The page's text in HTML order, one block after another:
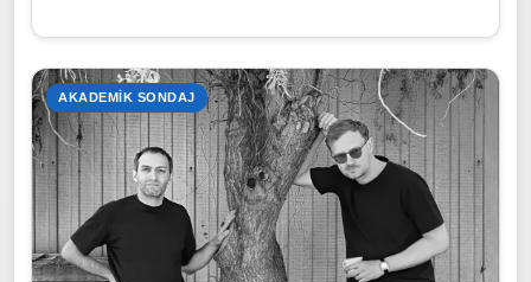
AKADEMIK SONDAJ